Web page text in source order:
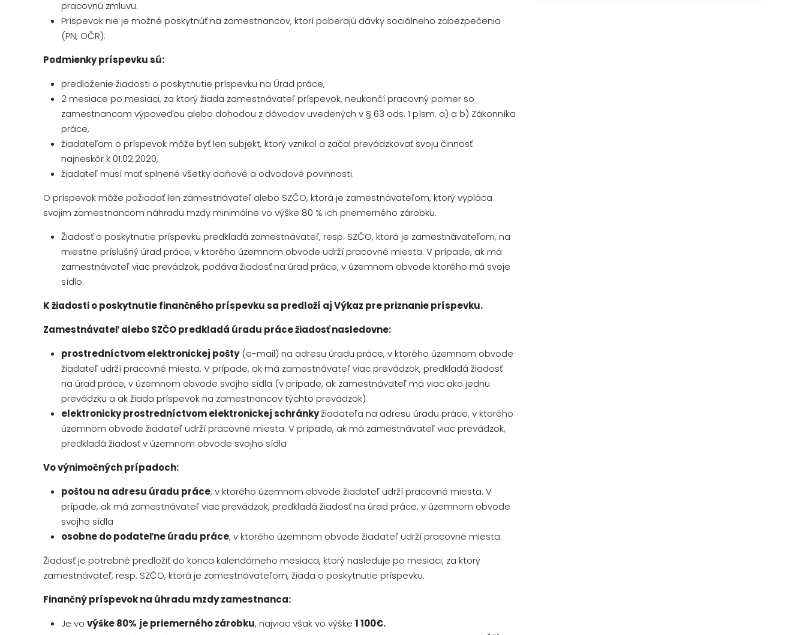
pracovnú zmluvu.
Príspevok nie je možné poskytnúť na zamestnancov, ktorí poberajú dávky sociálneho zabezpečenia
(PN, OČR).
Podmienky príspevku sú:
predloženie žiadosti o poskytnutie príspevku na Úrad práce,
2 mesiace po mesiaci, za ktorý žiada zamestnávateľ príspevok, neukončí pracovný pomer so
zamestnancom výpoveďou alebo dohodou z dôvodov uvedených v § 63 ods. 1 písm. a) a b) Zákonníka
práce,
žiadateľom o príspevok môže byť len subjekt, ktorý vznikol a začal prevádzkovať svoju činnosť
najneskôr k 01.02.2020,
žiadateľ musí mať splnené všetky daňové a odvodové povinnosti.
O príspevok môže požiadať len zamestnávateľ alebo SZČO, ktorá je zamestnávateľom, ktorý vypláca
svojim zamestnancom náhradu mzdy minimálne vo výške 80 % ich priemerného zárobku.
Žiadosť o poskytnutie príspevku predkladá zamestnávateľ, resp. SZČO, ktorá je zamestnávateľom, na
miestne príslušný úrad práce, v ktorého územnom obvode udrží pracovné miesta. V prípade, ak má
zamestnávateľ viac prevádzok, podáva žiadosť na úrad práce, v územnom obvode ktorého má svoje
sídlo.
K žiadosti o poskytnutie finančného príspevku sa predloží aj Výkaz pre priznanie príspevku.
Zamestnávateľ alebo SZČO predkladá úradu práce žiadosť nasledovne:
prostredníctvom elektronickej pošty(e-mail) na adresu úradu práce, v ktorého územnom obvode
žiadateľ udrží pracovné miesta. V prípade, ak má zamestnávateľ viac prevádzok, predkladá žiadosť
na úrad práce, v územnom obvode svojho sídla (v prípade, ak zamestnávateľ má viac ako jednu
prevádzku a ak žiada príspevok na zamestnancov týchto prevádzok)
elektronicky prostredníctvom elektronickej schránkyžiadateľa na adresu úradu práce, v ktorého
územnom obvode žiadateľ udrží pracovné miesta. V prípade, ak má zamestnávateľ viac prevádzok,
predkladá žiadosť v územnom obvode svojho sídla
Vo výnimočných prípadoch:
poštou na adresu úradu práce, v ktorého územnom obvode žiadateľ udrží pracovné miesta. V
prípade, ak má zamestnávateľ viac prevádzok, predkladá žiadosť na úrad práce, v územnom obvode
svojho sídla
osobne do podateľne úradu práce, v ktorého územnom obvode žiadateľ udrží pracovné miesta.
Žiadosť je potrebné predložiť do konca kalendárneho mesiaca, ktorý nasleduje po mesiaci, za ktorý
zamestnávateľ, resp. SZČO, ktorá je zamestnávateľom, žiada o poskytnutie príspevku.
Finančný príspevok na úhradu mzdy zamestnanca:
Je vo výške 80% je priemerného zárobku, najviac však vo výške 1 100€.